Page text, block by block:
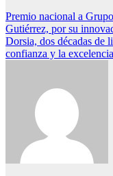
Navegación
de
entradas
Premio nacional a
Gutiérrez, por su
Dorsia, dos décadas de
confianza y la excelencia